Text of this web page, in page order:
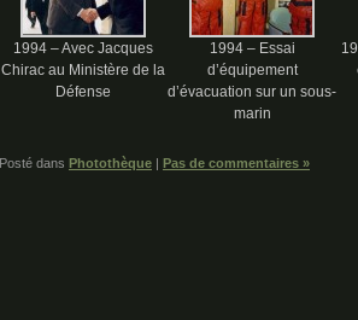
1994 – Avec Jacques
Chirac au Ministère de la
Défense
1994 – Essai
d’équipement
d’évacuation sur un sous-
marin
Posté dans Photothèque Pas de commentaires »